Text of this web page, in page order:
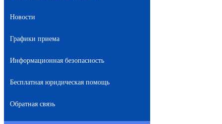
Новости
Графики приема
Информационная безопасность
Бесплатная юридическая помощь
Обратная связь